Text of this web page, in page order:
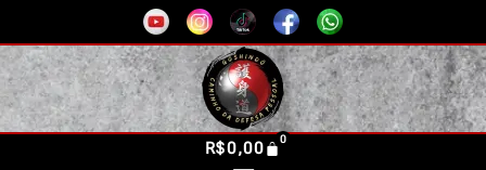
R$0,00